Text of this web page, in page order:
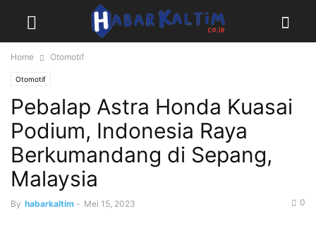
Home Otomotif
Otomotif
Pebalap Astra Honda Kuasai
Podium, Indonesia Raya
Berkumandang di Sepang,
Malaysia
By habarkaltim - Mei 15, 2023 0